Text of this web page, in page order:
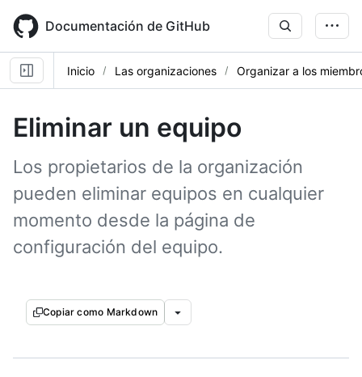
main
content
Documentación de GitHub
Inicio Las organizaciones Organizar a los
Eliminar un equipo
Los propietarios de la organización
pueden eliminar equipos en cualquier
momento desde la página de
configuración del equipo.
Copiar como Markdown